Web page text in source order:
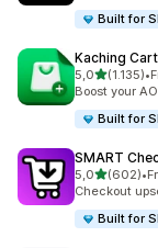
Built for
Kaching
5,05 yıldız
(1.135)
toplam 1135•
Boost your
Built for
SMART
5,05 yıldız
(602)
toplam 602 •
Checkout
Built for